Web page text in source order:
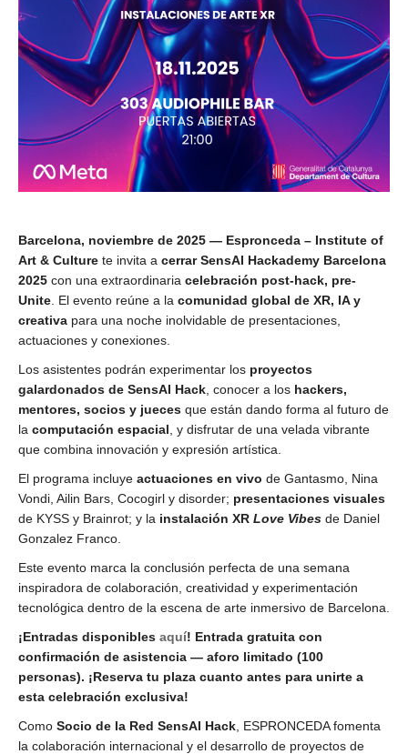
Barcelona, noviembre de 2025 — Espronceda – Institute of
Art & Culture te invita a cerrar SensAI Hackademy Barcelona
2025 con una extraordinaria celebración post-hack, pre-
Unite . El evento reúne a la comunidad global de XR, IA y
creativa para una noche inolvidable de presentaciones,
actuaciones y conexiones.
Los asistentes podrán experimentar los proyectos
galardonados de SensAI Hack , conocer a los hackers,
mentores, socios y jueces que están dando forma al futuro de
la computación espacial , y disfrutar de una velada vibrante
que combina innovación y expresión artística.
El programa incluye actuaciones en vivo de Gantasmo, Nina
Vondi, Ailin Bars, Cocogirl y disorder; presentaciones visuales
de KYSS y Brainrot; y la instalación XR Love Vibes de Daniel
Gonzalez Franco.
Este evento marca la conclusión perfecta de una semana
inspiradora de colaboración, creatividad y experimentación
tecnológica dentro de la escena de arte inmersivo de Barcelona.
¡Entradas disponibles aquí! Entrada gratuita con
confirmación de asistencia — aforo limitado (100
personas). ¡Reserva tu plaza cuanto antes para unirte a
esta celebración exclusiva!
Como Socio de la Red SensAI Hack , ESPRONCEDA fomenta
la colaboración internacional y el desarrollo de proyectos de